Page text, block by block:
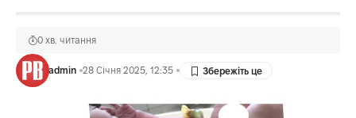
admin 28 Січня 2025, 12:35
0 хв. читання